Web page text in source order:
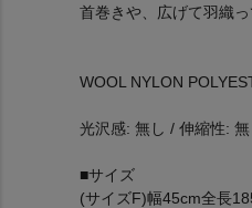
首巻きや、広げて羽織
WOOL NYLON
光沢感: 無し / 伸縮性:
■サイズ
(サイズF)幅45cm全長